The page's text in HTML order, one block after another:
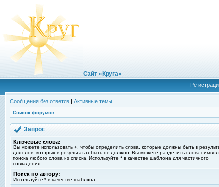
Сайт «Круга»
Сообщения без ответов | Активные темы
Список форумов
Запрос
Ключевые слова:
Вы можете использовать + , чтобы определить слова, которые должны быть в
для слов, которых в результатах быть не должно. Вы можете разделить слова
поиска любого слова из списка. Используйте * в качестве шаблона для частичного
совпадения.
Поиск по автору:
Используйте * в качестве шаблона.